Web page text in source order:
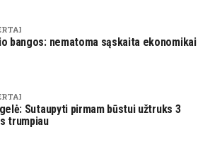
bangos: nematoma sąskaita ekonomikai
Sutaupyti pirmam būstui užtruks 3
trumpiau